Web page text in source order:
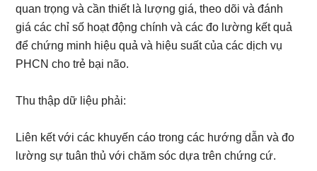
quan trọng và cần thiết là lượng giá, theo dõi và đánh
giá các chỉ số hoạt động chính và các đo lường kết quả
để chứng minh hiệu quả và hiệu suất của các dịch vụ
PHCN cho trẻ bại não.
Thu thập dữ liệu phải:
Liên kết với các khuyến cáo trong các hướng dẫn và đo
lường sự tuân thủ với chăm sóc dựa trên chứng cứ.